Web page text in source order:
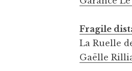
Fragile
La Ruelle
Gaëlle